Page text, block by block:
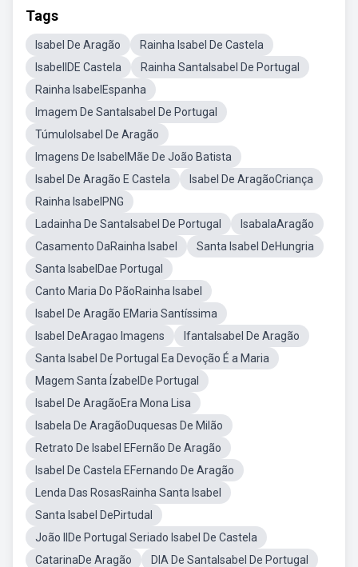
Tags
Isabel De Aragão
Rainha Isabel De Castela
IsabelIDE Castela
Rainha SantaIsabel De Portugal
Rainha IsabelEspanha
Imagem De SantaIsabel De Portugal
TúmuloIsabel De Aragão
Imagens De IsabelMãe De João Batista
Isabel De Aragão E Castela
Isabel De AragãoCriança
Rainha IsabelPNG
Ladainha De SantaIsabel De Portugal
IsabalaAragão
Casamento DaRainha Isabel
Santa Isabel DeHungria
Santa IsabelDae Portugal
Canto Maria Do PãoRainha Isabel
Isabel De Aragão EMaria Santíssima
Isabel DeAragao Imagens
IfantaIsabel De Aragão
Santa Isabel De Portugal Ea Devoção É a Maria
Magem Santa ÍzabelDe Portugal
Isabel De AragãoEra Mona Lisa
Isabela De AragãoDuquesas De Milão
Retrato De Isabel EFernão De Aragão
Isabel De Castela EFernando De Aragão
Lenda Das RosasRainha Santa Isabel
Santa Isabel DePirtudal
João IIDe Portugal Seriado Isabel De Castela
CatarinaDe Aragão
DIA De SantaIsabel De Portugal